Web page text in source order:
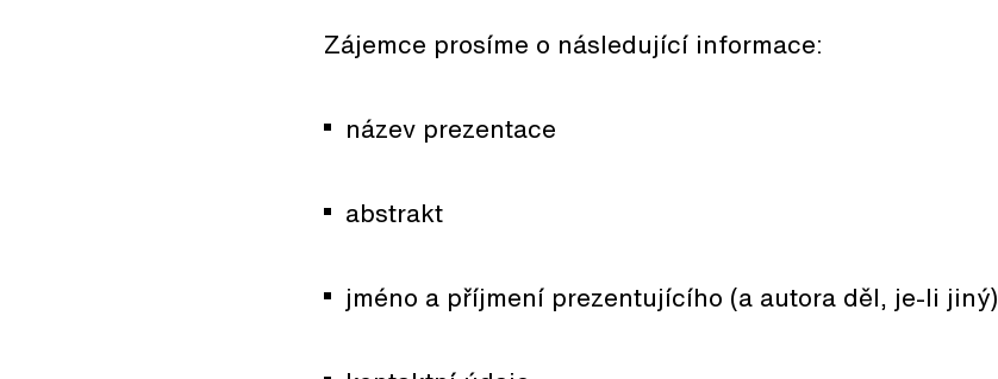
Zájemce prosíme o následující informace:
název prezentace
abstrakt
jméno a příjmení prezentujícího (a autora děl, je-li jiný)